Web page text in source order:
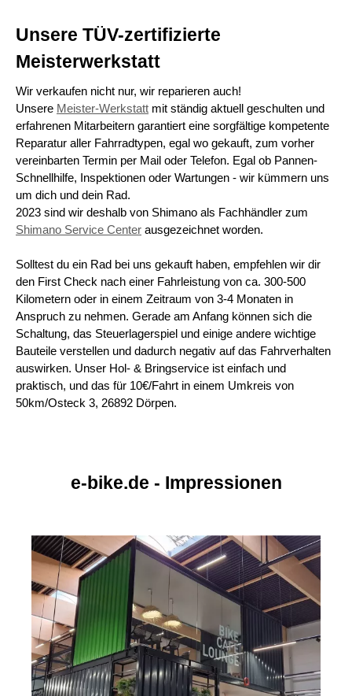
Unsere TÜV-zertifizierte
Meisterwerkstatt
Wir verkaufen nicht nur, wir reparieren auch!
Unsere Meister-Werkstatt mit ständig aktuell geschulten und
erfahrenen Mitarbeitern garantiert eine sorgfältige kompetente
Reparatur aller Fahrradtypen, egal wo gekauft, zum vorher
vereinbarten Termin per Mail oder Telefon. Egal ob Pannen-
Schnellhilfe, Inspektionen oder Wartungen - wir kümmern uns
um dich und dein Rad.
2023 sind wir deshalb von Shimano als Fachhändler zum
Shimano Service Center ausgezeichnet worden.
Solltest du ein Rad bei uns gekauft haben, empfehlen wir dir
den First Check nach einer Fahrleistung von ca. 300-500
Kilometern oder in einem Zeitraum von 3-4 Monaten in
Anspruch zu nehmen. Gerade am Anfang können sich die
Schaltung, das Steuerlagerspiel und einige andere wichtige
Bauteile verstellen und dadurch negativ auf das Fahrverhalten
auswirken. Unser Hol- & Bringservice ist einfach und
praktisch, und das für 10€/Fahrt in einem Umkreis von
50km/Osteck 3, 26892 Dörpen.
e-bike.de - Impressionen